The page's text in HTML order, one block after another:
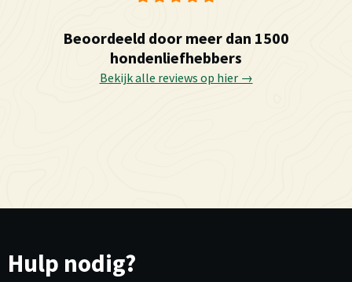
Beoordeeld door meer dan 1500
hondenliefhebbers
Bekijk alle reviews op hier →
Hulp nodig?